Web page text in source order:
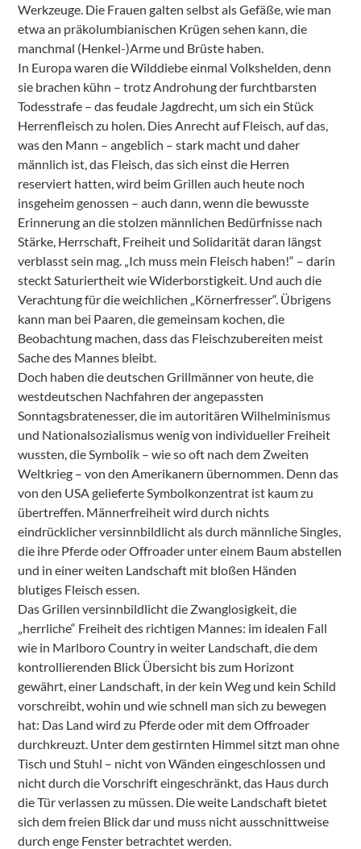
Werkzeuge. Die Frauen galten selbst als Gefäße, wie man
etwa an präkolumbianischen Krügen sehen kann, die
manchmal (Henkel-)Arme und Brüste haben.
In Europa waren die Wilddiebe einmal Volkshelden, denn
sie brachen kühn – trotz Androhung der furchtbarsten
Todesstrafe – das feudale Jagdrecht, um sich ein Stück
Herrenfleisch zu holen. Dies Anrecht auf Fleisch, auf das,
was den Mann – angeblich – stark macht und daher
männlich ist, das Fleisch, das sich einst die Herren
reserviert hatten, wird beim Grillen auch heute noch
insgeheim genossen – auch dann, wenn die bewusste
Erinnerung an die stolzen männlichen Bedürfnisse nach
Stärke, Herrschaft, Freiheit und Solidarität daran längst
verblasst sein mag. „Ich muss mein Fleisch haben!“ – darin
steckt Saturiertheit wie Widerborstigkeit. Und auch die
Verachtung für die weichlichen „Körnerfresser“. Übrigens
kann man bei Paaren, die gemeinsam kochen, die
Beobachtung machen, dass das Fleischzubereiten meist
Sache des Mannes bleibt.
Doch haben die deutschen Grillmänner von heute, die
westdeutschen Nachfahren der angepassten
Sonntagsbratenesser, die im autoritären Wilhelminismus
und Nationalsozialismus wenig von individueller Freiheit
wussten, die Symbolik – wie so oft nach dem Zweiten
Weltkrieg – von den Amerikanern übernommen. Denn das
von den USA gelieferte Symbolkonzentrat ist kaum zu
übertreffen. Männerfreiheit wird durch nichts
eindrücklicher versinnbildlicht als durch männliche Singles,
die ihre Pferde oder Offroader unter einem Baum abstellen
und in einer weiten Landschaft mit bloßen Händen
blutiges Fleisch essen.
Das Grillen versinnbildlicht die Zwanglosigkeit, die
„herrliche“ Freiheit des richtigen Mannes: im idealen Fall
wie in Marlboro Country in weiter Landschaft, die dem
kontrollierenden Blick Übersicht bis zum Horizont
gewährt, einer Landschaft, in der kein Weg und kein Schild
vorschreibt, wohin und wie schnell man sich zu bewegen
hat: Das Land wird zu Pferde oder mit dem Offroader
durchkreuzt. Unter dem gestirnten Himmel sitzt man ohne
Tisch und Stuhl – nicht von Wänden eingeschlossen und
nicht durch die Vorschrift eingeschränkt, das Haus durch
die Tür verlassen zu müssen. Die weite Landschaft bietet
sich dem freien Blick dar und muss nicht ausschnittweise
durch enge Fenster betrachtet werden.